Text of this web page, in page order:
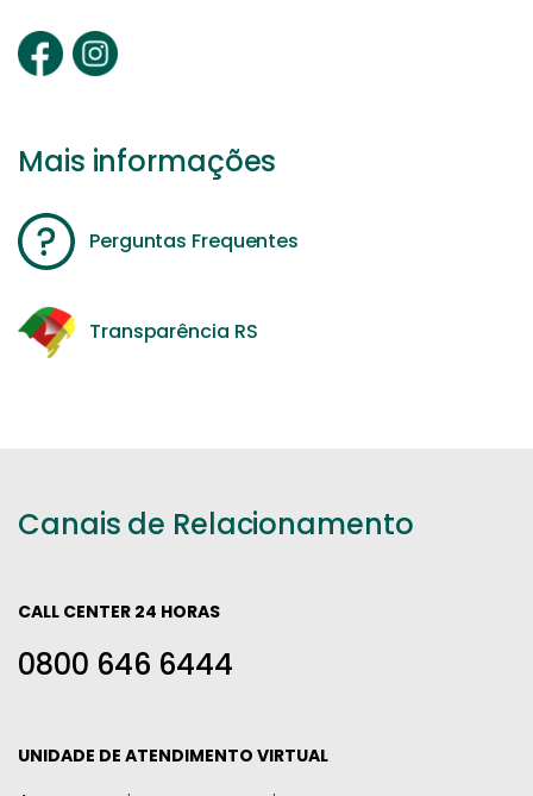
Mais informações
Perguntas Frequentes
Transparência RS
Canais de Relacionamento
CALL CENTER 24 HORAS
0800 646 6444
UNIDADE DE ATENDIMENTO VIRTUAL